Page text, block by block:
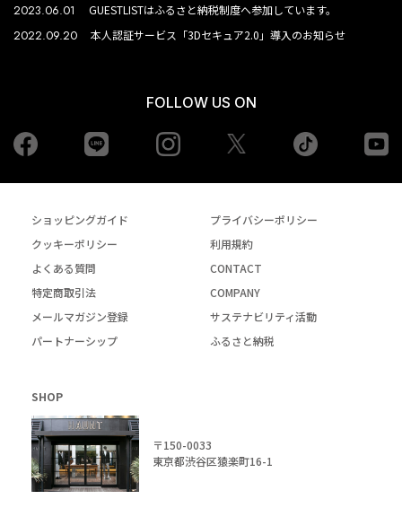
2023.06.01 GUESTLISTはふるさと納税制度へ参加しています。
2022.09.20 本人認証サービス「3Dセキュア2.0」導入のお知らせ
FOLLOW US ON
Facebook Instagram tiktok
ショッピングガイド
プライバシーポリシー
クッキーポリシー
利用規約
よくある質問
CONTACT
特定商取引法
COMPANY
メールマガジン登録
サステナビリティ活動
パートナーシップ
ふるさと納税
SHOP
〒150-0033
東京都渋谷区猿楽町16-1